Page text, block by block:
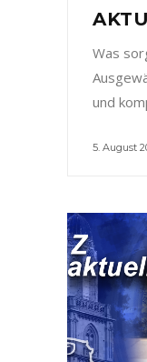
Was
und
5. August